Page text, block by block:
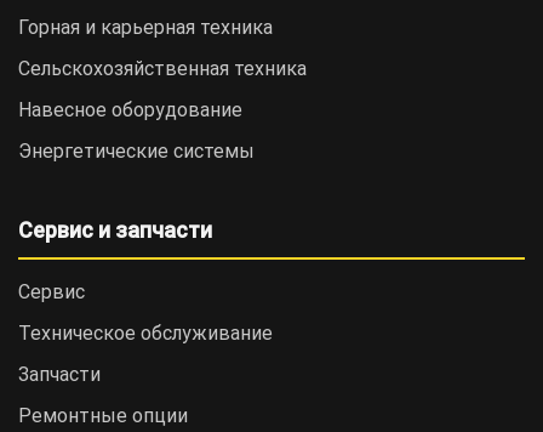
Горная и карьерная техника
Сельскохозяйственная техника
Навесное оборудование
Энергетические системы
Сервис и запчасти
Сервис
Техническое обслуживание
Запчасти
Ремонтные опции